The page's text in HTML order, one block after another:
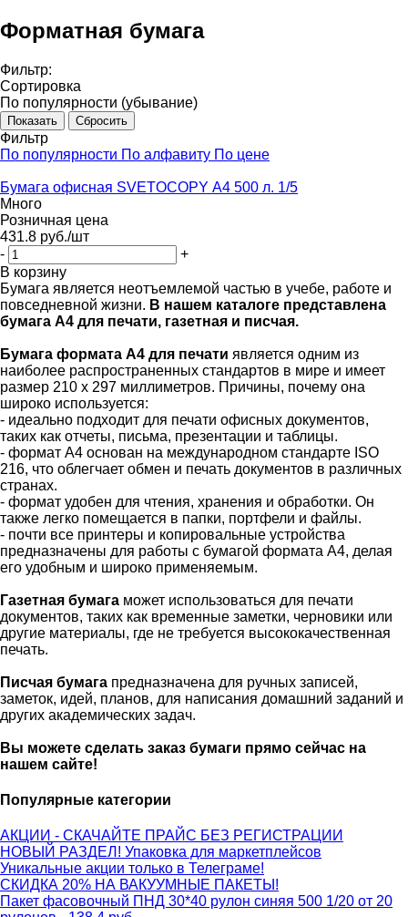
Форматная бумага
Фильтр:
Сортировка
По популярности (убывание)
Сбросить
Фильтр
По популярности По алфавиту По цене
Бумага офисная SVETOCOPY А4 500 л. 1/5
Много
Розничная цена
431.8 руб./шт
-
+
В корзину
Бумага является неотъемлемой частью в учебе, работе и
повседневной жизни. В нашем каталоге представлена
бумага А4 для печати, газетная и писчая.
Бумага формата A4 для печати является одним из
наиболее распространенных стандартов в мире и имеет
размер 210 x 297 миллиметров. Причины, почему она
широко используется:
- идеально подходит для печати офисных документов,
таких как отчеты, письма, презентации и таблицы.
- формат A4 основан на международном стандарте ISO
216, что облегчает обмен и печать документов в различных
странах.
- формат удобен для чтения, хранения и обработки. Он
также легко помещается в папки, портфели и файлы.
- почти все принтеры и копировальные устройства
предназначены для работы с бумагой формата A4, делая
его удобным и широко применяемым.
Газетная бумага может использоваться для печати
документов, таких как временные заметки, черновики или
другие материалы, где не требуется высококачественная
печать.
Писчая бумага предназначена для ручных записей,
заметок, идей, планов, для написания домашний заданий и
других академических задач.
Вы можете сделать заказ бумаги прямо сейчас на
нашем сайте!
Популярные категории
АКЦИИ - СКАЧАЙТЕ ПРАЙС БЕЗ РЕГИСТРАЦИИ
НОВЫЙ РАЗДЕЛ! Упаковка для маркетплейсов
Уникальные акции только в Телеграме!
СКИДКА 20% НА ВАКУУМНЫЕ ПАКЕТЫ!
Пакет фасовочный ПНД 30*40 рулон синяя 500 1/20 от 20